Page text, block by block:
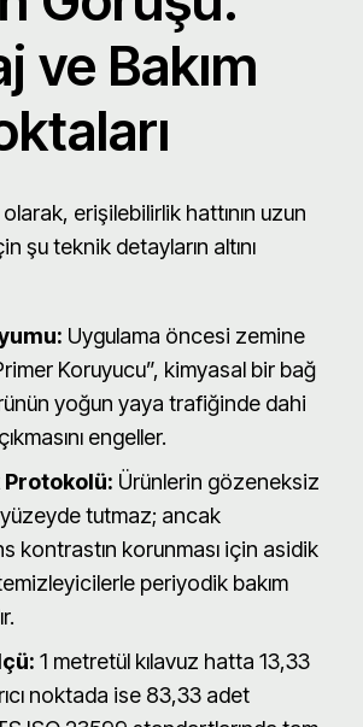
ve Bakım
erişilebilirlik hattının uzun
şu teknik detayların altını
Uygulama öncesi zemine
Koruyucu”, kimyasal bir bağ
yoğun yaya trafiğinde dahi
engeller.
Ürünlerin gözeneksiz
yüzeyde tutmaz; ancak
kontrastın korunması için asidik
periyodik bakım
1 metretül kılavuz hatta 13,33
noktada ise 83,33 adet